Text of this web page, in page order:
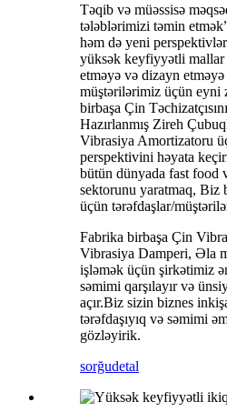
Təqib və müəssisə
tələblərimizi təmin
həm də yeni
yüksək keyfiyyətli mallar
etməyə və dizayn
müştərilərimiz üçün eyni
birbaşa Çin
Hazırlanmış Zireh
Vibrasiya Amortizatoru
perspektivini həyata
bütün dünyada fast food
sektorunu yaratmaq, Biz
üçün tərəfdaşlar/
Fabrika birbaşa Çin
Vibrasiya Damperi, Əla
işləmək üçün şirkətimiz
səmimi qarşılayır və
açır.Biz sizin biznes
tərəfdaşıyıq və səmimi
gözləyirik.
sorğudetal